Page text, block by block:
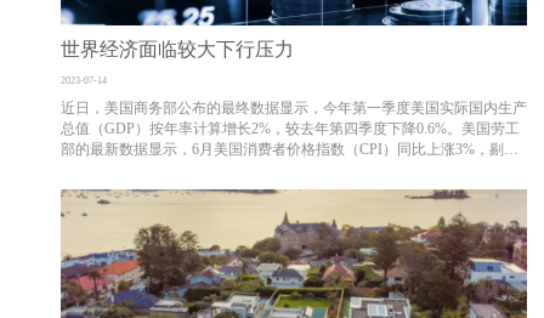
世界经济面临较大下行压力
2023-07-14
近日，美国商务部公布的最终数据显示，今年第一季度美国实际国内生产
总值（GDP）按年率计算增长2%，较去年第四季度下降0.6%。美国劳工
部的最新数据显示，6月美国消费者价格指数（CPI）同比上涨3%，剔除
美联储2%的长期目标。同时，美国就业增长出现放缓...